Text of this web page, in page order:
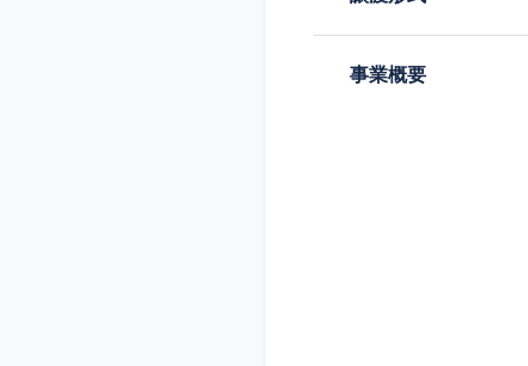
事業概要